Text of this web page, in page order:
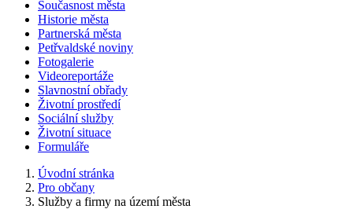
Současnost města
Historie města
Partnerská města
Petřvaldské noviny
Fotogalerie
Videoreportáže
Slavnostní obřady
Životní prostředí
Sociální služby
Životní situace
Formuláře
Úvodní stránka
Pro občany
Služby a firmy na území města